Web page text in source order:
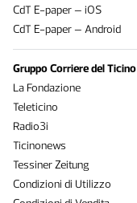
CdT E-paper – iOS
CdT E-paper – Android
Gruppo Corriere del Ticino
La Fondazione
Teleticino
Radio3i
Ticinonews
Tessiner Zeitung
Condizioni di Utilizzo